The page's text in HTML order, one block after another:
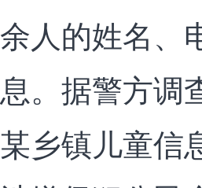
余人的姓名、
息。据警方调
某乡镇儿童信